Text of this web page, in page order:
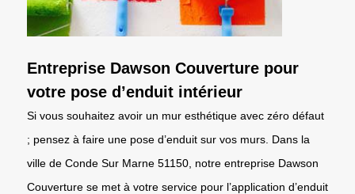
Entreprise Dawson Couverture pour
votre pose d’enduit intérieur
Si vous souhaitez avoir un mur esthétique avec zéro défaut
; pensez à faire une pose d’enduit sur vos murs. Dans la
ville de Conde Sur Marne 51150, notre entreprise Dawson
Couverture se met à votre service pour l’application d’enduit